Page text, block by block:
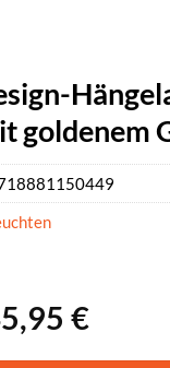
goldenem
€